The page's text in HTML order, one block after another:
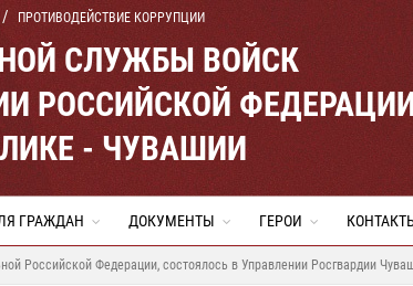
ПРОТИВОДЕЙСТВИЕ КОРРУПЦИИ
СЛУЖБЫ ВОЙСК
РОССИЙСКОЙ
- ЧУВАШИИ
ГРАЖДАН ДОКУМЕНТЫ ГЕРОИ
Российской Федерации, состоялось в Управлении Росгвардии